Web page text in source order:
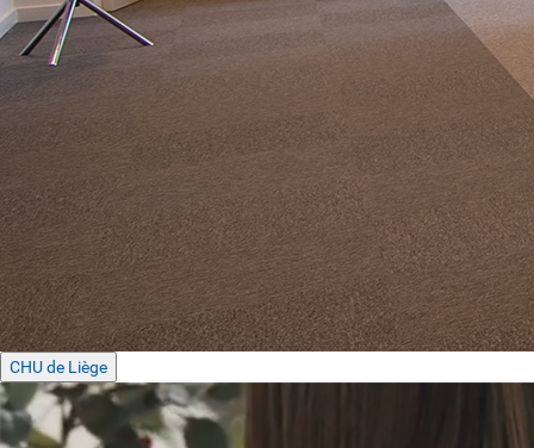
CHU de Liège